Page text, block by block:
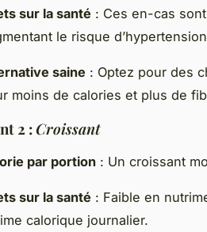
sur la santé : Ces en-cas
le risque
saine : Optez pour des
moins de calories et plus de
2 :Croissant
par portion : Un croissant
sur la santé : Faible en
calorique journalier.